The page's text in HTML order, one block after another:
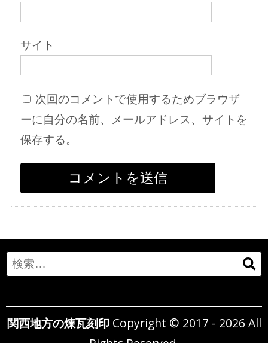
サイト
次回のコメントで使用するためブラウザ
ーに自分の名前、メールアドレス、サイトを
保存する。
Search
for:
関西地方の煉瓦刻印 Copyright © 2017 - 2026 All